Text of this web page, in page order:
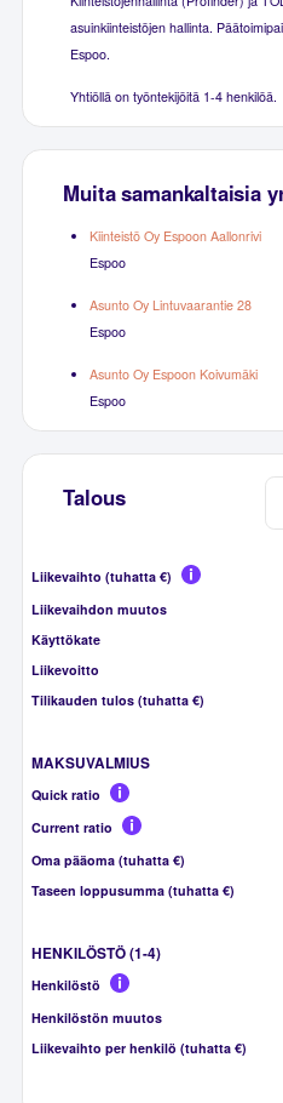
asuinkiinteistöjen hallinta.
Espoo.
Yhtiöllä on työntekijöitä 1-4 henkilöä.
Muita samankaltaisia
Kiinteistö Oy Espoon Aallonrivi
Espoo
Asunto Oy Lintuvaarantie 28
Espoo
Asunto Oy Espoon Koivumäki
Espoo
Talous
Liikevaihto (tuhatta €)
Liikevaihdon muutos
Käyttökate
Liikevoitto
Tilikauden tulos (tuhatta €)
MAKSUVALMIUS
Quick ratio
Current ratio
Oma pääoma (tuhatta €)
Taseen loppusumma (tuhatta €)
HENKILÖSTÖ (1-4)
Henkilöstö
Henkilöstön muutos
Liikevaihto per henkilö (tuhatta €)